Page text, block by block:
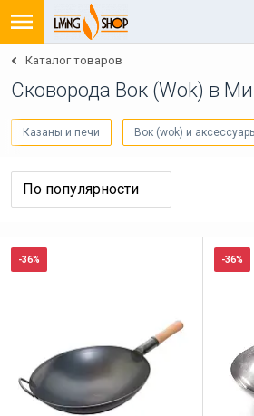
Каталог товаров
Cковорода Вок (Wok) в
Казаны и печи Вок (wok) и
-36% -36%